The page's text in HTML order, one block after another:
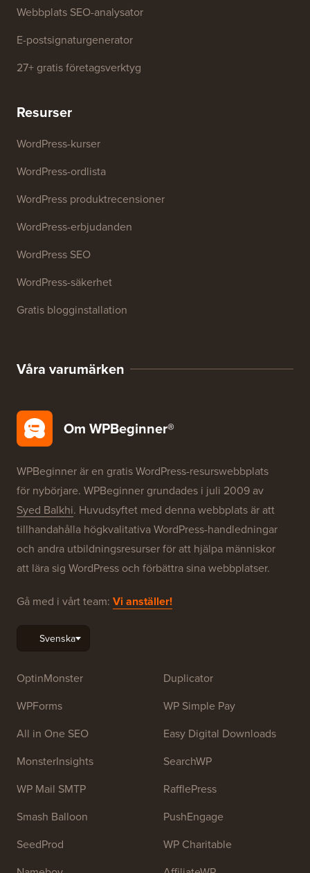
Webbplats SEO-analysator
E-postsignaturgenerator
27+ gratis företagsverktyg
Resurser
WordPress-kurser
WordPress-ordlista
WordPress produktrecensioner
WordPress-erbjudanden
WordPress SEO
WordPress-säkerhet
Gratis blogginstallation
Våra varumärken
Om WPBeginner®
WPBeginner är en gratis WordPress-resurswebbplats
för nybörjare. WPBeginner grundades i juli 2009 av
Syed Balkhi. Huvudsyftet med denna webbplats är att
tillhandahålla högkvalitativa WordPress-handledningar
och andra utbildningsresurser för att hjälpa människor
att lära sig WordPress och förbättra sina webbplatser.
Gå med i vårt team: Vi anställer!
OptinMonster
WPForms
All in One SEO
MonsterInsights
WP Mail SMTP
Smash Balloon
SeedProd
Duplicator
WP Simple Pay
Easy Digital Downloads
SearchWP
RafflePress
PushEngage
WP Charitable